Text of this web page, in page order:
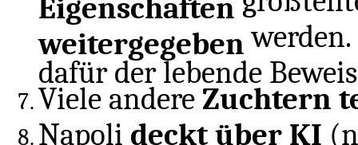
weitergegeben
dafür der lebende
Viele andere Zuchtern
Napoli deckt über KI